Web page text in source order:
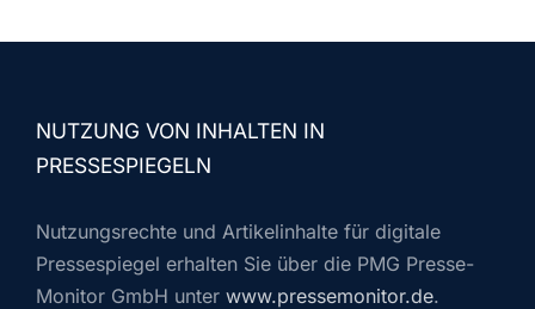
NUTZUNG VON INHALTEN IN
PRESSESPIEGELN
Nutzungsrechte und Artikelinhalte für digitale
Pressespiegel erhalten Sie über die PMG Presse-
Monitor GmbH unter www.pressemonitor.de.